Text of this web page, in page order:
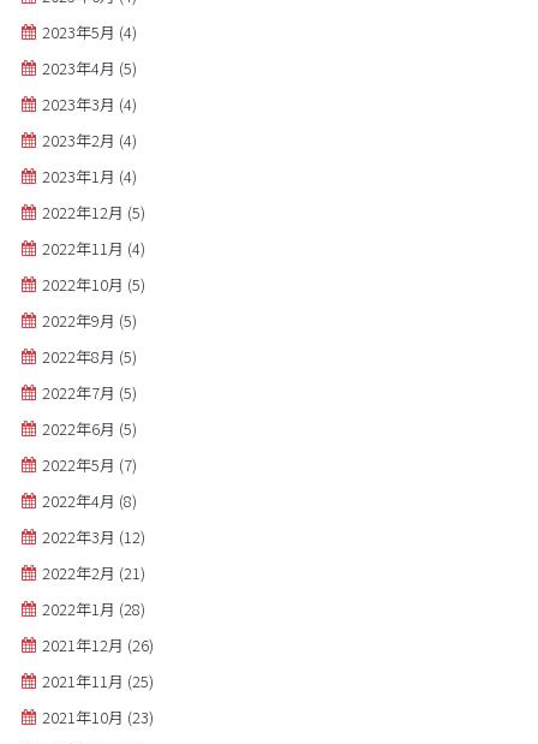
2023年5月 (4)
2023年4月 (5)
2023年3月 (4)
2023年2月 (4)
2023年1月 (4)
2022年12月 (5)
2022年11月 (4)
2022年10月 (5)
2022年9月 (5)
2022年8月 (5)
2022年7月 (5)
2022年6月 (5)
2022年5月 (7)
2022年4月 (8)
2022年3月 (12)
2022年2月 (21)
2022年1月 (28)
2021年12月 (26)
2021年11月 (25)
2021年10月 (23)